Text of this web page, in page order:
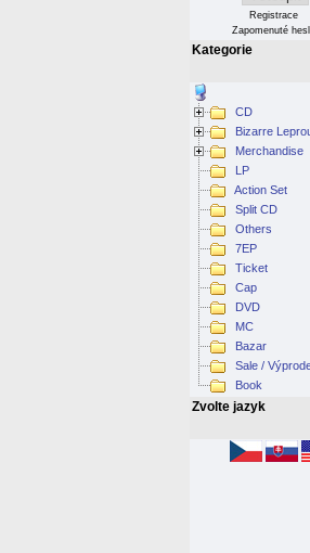
Registrace
Zapomenuté
Kategorie
CD
Bizarre
Merchandise
LP
Action Set
Split CD
Others
7EP
Ticket
Cap
DVD
MC
Bazar
Sale /
Book
Zvolte jazyk